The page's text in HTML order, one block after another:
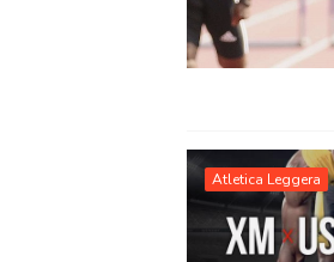
Atletica Leggera